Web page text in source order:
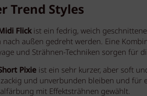
Trend Styles
Flickist ein fedrig, weich
nach außen gedreht werden. Eine
und Strähnen-Techniken sorgen für
Pixieist ein sehr kurzer, aber soft
und unverbunden bleiben und für
mit Effektsträhnen gewählt.